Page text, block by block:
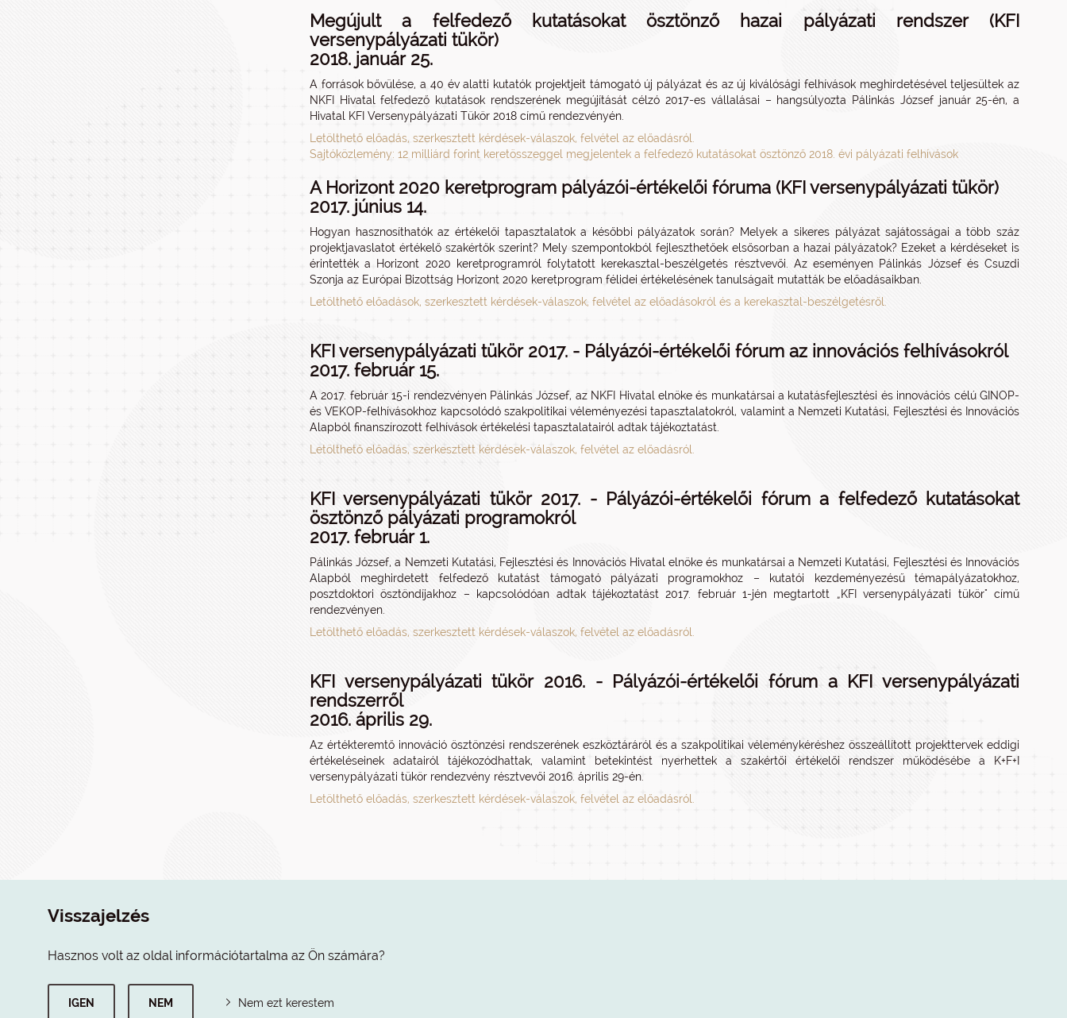
Megújult a felfedező kutatásokat ösztönző hazai pályázati rendszer (KFI
versenypályázati tükör)
2018. január 25.
A források bővülése, a 40 év alatti kutatók projektjeit támogató új pályázat és az új kiválósági felhívások meghirdetésével teljesültek az
NKFI Hivatal felfedező kutatások rendszerének megújítását célzó 2017-es vállalásai – hangsúlyozta Pálinkás József január 25-én, a
Hivatal KFI Versenypályázati Tükör 2018 című rendezvényén.
Letölthető előadás, szerkesztett kérdések-válaszok, felvétel az előadásról.
Sajtóközlemény: 12 milliárd forint keretösszeggel megjelentek a felfedező kutatásokat ösztönző 2018. évi pályázati felhívások
A Horizont 2020 keretprogram pályázói-értékelői fóruma (KFI versenypályázati tükör)
2017. június 14.
Hogyan hasznosíthatók az értékelői tapasztalatok a későbbi pályázatok során? Melyek a sikeres pályázat sajátosságai a több száz
projektjavaslatot értékelő szakértők szerint? Mely szempontokból fejleszthetőek elsősorban a hazai pályázatok? Ezeket a kérdéseket is
érintették a Horizont 2020 keretprogramról folytatott kerekasztal-beszélgetés résztvevői. Az eseményen Pálinkás József és Csuzdi
Szonja az Európai Bizottság Horizont 2020 keretprogram félidei értékelésének tanulságait mutatták be előadásaikban.
Letölthető előadások, szerkesztett kérdések-válaszok, felvétel az előadásokról és a kerekasztal-beszélgetésről.
KFI versenypályázati tükör 2017. - Pályázói-értékelői fórum az innovációs felhívásokról
2017. február 15.
A 2017. február 15-i rendezvényen Pálinkás József, az NKFI Hivatal elnöke és munkatársai a kutatásfejlesztési és innovációs célú GINOP-
és VEKOP-felhívásokhoz kapcsolódó szakpolitikai véleményezési tapasztalatokról, valamint a Nemzeti Kutatási, Fejlesztési és Innovációs
Alapból finanszírozott felhívások értékelési tapasztalatairól adtak tájékoztatást.
Letölthető előadás, szerkesztett kérdések-válaszok, felvétel az előadásról.
KFI versenypályázati tükör 2017. - Pályázói-értékelői fórum a felfedező kutatásokat
ösztönző pályázati programokról
2017. február 1.
Pálinkás József, a Nemzeti Kutatási, Fejlesztési és Innovációs Hivatal elnöke és munkatársai a Nemzeti Kutatási, Fejlesztési és Innovációs
Alapból meghirdetett felfedező kutatást támogató pályázati programokhoz – kutatói kezdeményezésű témapályázatokhoz,
posztdoktori ösztöndíjakhoz – kapcsolódóan adtak tájékoztatást 2017. február 1-jén megtartott „KFI versenypályázati tükör" című
rendezvényen.
Letölthető előadás, szerkesztett kérdések-válaszok, felvétel az előadásról.
KFI versenypályázati tükör 2016. - Pályázói-értékelői fórum a KFI versenypályázati
rendszerről
2016. április 29.
Az értékteremtő innováció ösztönzési rendszerének eszköztáráról és a szakpolitikai véleménykéréshez összeállított projekttervek eddigi
értékeléseinek adatairól tájékozódhattak, valamint betekintést nyerhettek a szakértői értékelői rendszer működésébe a K+F+I
versenypályázati tükör rendezvény résztvevői 2016. április 29-én.
Letölthető előadás, szerkesztett kérdések-válaszok, felvétel az előadásról.
Visszajelzés
Hasznos volt az oldal információtartalma az Ön számára?
IGEN NEM Nem ezt kerestem